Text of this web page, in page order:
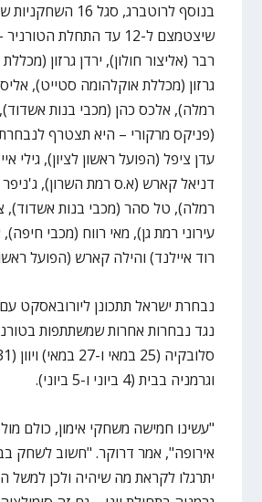
בנוסף לרוטברג, סגל
שיצטמצם ל-12 עד התחלת
רבר (אליצור חולון), ירדן גרזון
גרזון (מכללת אוקלהומה סטייט),
רמלה), אלכס כהן (מכבי בנות
(פניקס מרקורי – היא תצטרף
עדן ציפל (הפועל ראשון לציון), גילי
דניאל קארש (א.ס רמת השרון), ג'ניפר
רמלה), טל סהר (מכבי בנות אשדוד),
עירוני רמת גן), מאי רווח (מכבי
רוד איילנד) והילה קארש (הפועל
נבחרת ישראל תתכונן ליורובאסקט
נגד נבחרות אחרות שמשתתפות
וגרמניה בבית (4 ביוני ו-5 ביוני).
"עשינו חמישה משחקי אימון, כולם מול
אירופה", אמר דרוקר. "חשוב לשחק
יתרגלו לקראת מה שיהיה ולכן למשל